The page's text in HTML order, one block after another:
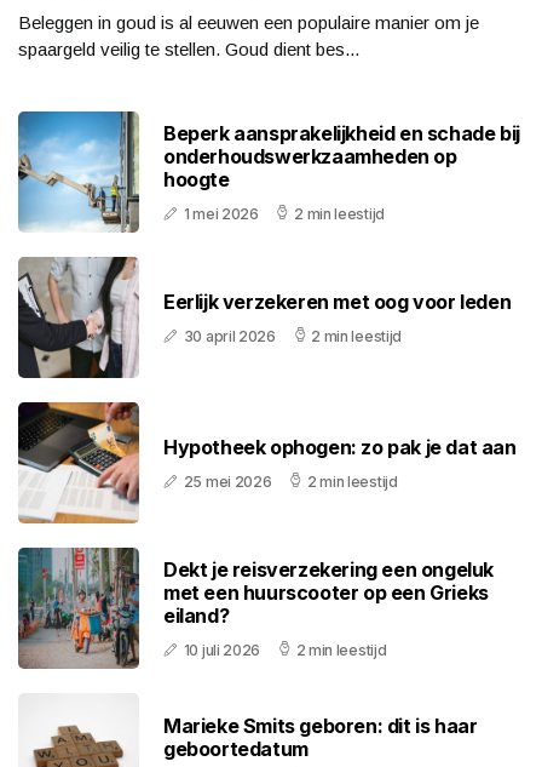
Beleggen in goud is al eeuwen een populaire manier om je
spaargeld veilig te stellen. Goud dient bes...
Beperk aansprakelijkheid en schade bij
onderhoudswerkzaamheden op
hoogte
1 mei 2026 2 min leestijd
Eerlijk verzekeren met oog voor leden
30 april 2026 2 min leestijd
Hypotheek ophogen: zo pak je dat aan
25 mei 2026 2 min leestijd
Dekt je reisverzekering een ongeluk
met een huurscooter op een Grieks
eiland?
10 juli 2026 2 min leestijd
Marieke Smits geboren: dit is haar
geboortedatum